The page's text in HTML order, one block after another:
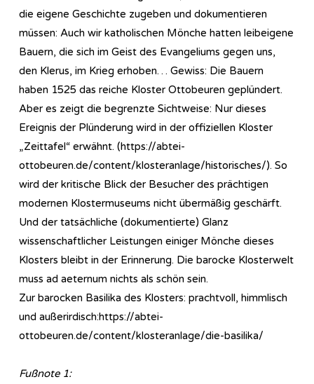
die eigene Geschichte zugeben und dokumentieren
müssen: Auch wir katholischen Mönche hatten leibeigene
Bauern, die sich im Geist des Evangeliums gegen uns,
den Klerus, im Krieg erhoben… Gewiss: Die Bauern
haben 1525 das reiche Kloster Ottobeuren geplündert.
Aber es zeigt die begrenzte Sichtweise: Nur dieses
Ereignis der Plünderung wird in der offiziellen Kloster
„Zeittafel“ erwähnt. (https://abtei-
ottobeuren.de/content/klosteranlage/historisches/). So
wird der kritische Blick der Besucher des prächtigen
modernen Klostermuseums nicht übermäßig geschärft.
Und der tatsächliche (dokumentierte) Glanz
wissenschaftlicher Leistungen einiger Mönche dieses
Klosters bleibt in der Erinnerung. Die barocke Klosterwelt
muss ad aeternum nichts als schön sein.
Zur barocken Basilika des Klosters: prachtvoll, himmlisch
und außerirdisch:https://abtei-
ottobeuren.de/content/klosteranlage/die-basilika/
Fußnote 1: